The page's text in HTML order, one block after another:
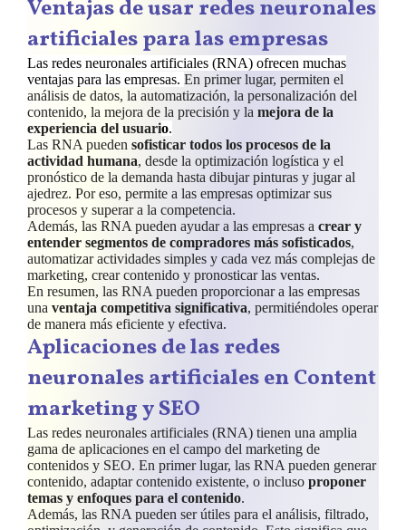
Ventajas de usar redes neuronales
artificiales para las empresas
Las redes neuronales artificiales (RNA) ofrecen muchas
ventajas para las empresas. En primer lugar, permiten el
análisis de datos, la automatización, la personalización del
contenido, la mejora de la precisión y la mejora de la
experiencia del usuario.
Las RNA pueden sofisticar todos los procesos de la
actividad humana, desde la optimización logística y el
pronóstico de la demanda hasta dibujar pinturas y jugar al
ajedrez. Por eso, permite a las empresas optimizar sus
procesos y superar a la competencia.
Además, las RNA pueden ayudar a las empresas a crear y
entender segmentos de compradores más sofisticados,
automatizar actividades simples y cada vez más complejas de
marketing, crear contenido y pronosticar las ventas.
En resumen, las RNA pueden proporcionar a las empresas
una ventaja competitiva significativa, permitiéndoles operar
de manera más eficiente y efectiva.
Aplicaciones de las redes
neuronales artificiales en Content
marketing y SEO
Las redes neuronales artificiales (RNA) tienen una amplia
gama de aplicaciones en el campo del marketing de
contenidos y SEO. En primer lugar, las RNA pueden generar
contenido, adaptar contenido existente, o incluso proponer
temas y enfoques para el contenido.
Además, las RNA pueden ser útiles para el análisis, filtrado,